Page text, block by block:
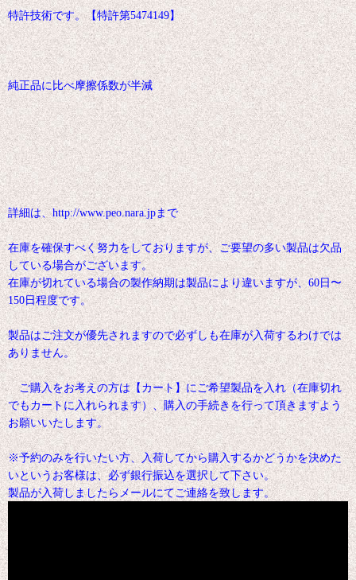
特許技術です。【特許第5474149】
純正品に比べ摩擦係数が半減
詳細は、http://www.peo.nara.jpまで
在庫を確保すべく努力をしておりますが、ご要望の多い製品は欠品
している場合がございます。
在庫が切れている場合の製作納期は製品により違いますが、60日〜
150日程度です。
製品はご注文が優先されますので必ずしも在庫が入荷するわけでは
ありません。
ご購入をお考えの方は【カート】にご希望製品を入れ（在庫切れ
でもカートに入れられます）、購入の手続きを行って頂きますよう
お願いいたします。
※予約のみを行いたい方、入荷してから購入するかどうかを決めた
いというお客様は、必ず銀行振込を選択して下さい。
製品が入荷しましたらメールにてご連絡を致します。